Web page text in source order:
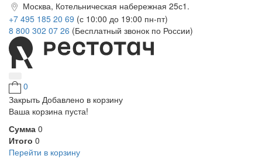
Москва, Котельническая набережная 25с1.
+7 495 185 20 69 (с 10:00 до 19:00 пн-пт)
8 800 302 07 26 (Бесплатный звонок по России)
0
Закрыть Добавлено в корзину
Ваша корзина пуста!
Сумма 0
Итого 0
Перейти в корзину